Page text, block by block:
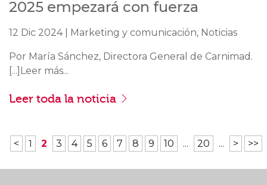
2025 empezará con fuerza
12 Dic 2024 | Marketing y comunicación, Noticias
Por María Sánchez, Directora General de Carnimad.
[...]Leer más...
Leer toda la noticia
< 1 2 3 4 5 6 7 8 9 10 ... 20 ... > >>